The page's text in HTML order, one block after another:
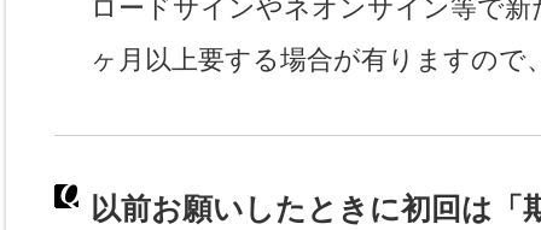
ロードサインやネオンサイン等で
ヶ月以上要する場合が有りますので
以前お願いしたときに初回は